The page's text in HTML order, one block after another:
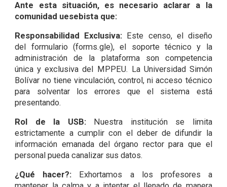
Ante esta situación, es necesario aclarar a la
comunidad uesebista que:
Responsabilidad Exclusiva: Este censo, el diseño
del formulario (forms.gle), el soporte técnico y la
administración de la plataforma son competencia
única y exclusiva del MPPEU. La Universidad Simón
Bolívar no tiene vinculación, control, ni acceso técnico
para solventar los errores que el sistema está
presentando.
Rol de la USB:Nuestra institución se limita
estrictamente a cumplir con el deber de difundir la
información emanada del órgano rector para que el
personal pueda canalizar sus datos.
¿Qué hacer?: Exhortamos a los profesores a